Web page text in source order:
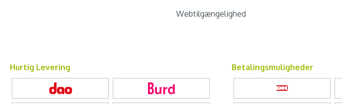
Webtilgængelighed
Hurtig Levering Betalingsmuligheder